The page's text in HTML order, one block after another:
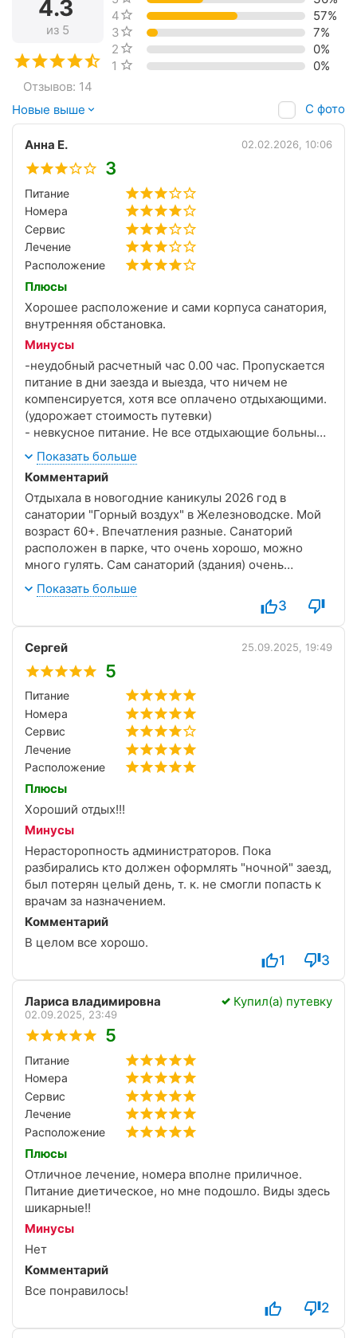
4.3
из 5
Отзывов: 14
4 звезды
57%
3 звезды
7%
2 звезды
0%
1 звезда
0%
Новые выше С фото
Анна Е. 02.02.2026, 10:06
3
Питание
Номера
Сервис
Лечение
Расположение
Плюсы
Хорошее расположение и сами корпуса санатория,
внутренняя обстановка.
Минусы
-неудобный расчетный час 0.00 час. Пропускается
питание в дни заезда и выезда, что ничем не
компенсируется, хотя все оплачено отдыхающими.
(удорожает стоимость путевки)
- невкусное питание. Не все отдыхающие больные ,
которые нуждаются в строгой диете. Кроме этого
были случаи даже давали недоготовленные
(полусырые ) котлеты. В других санаториях есть
разделение по диетам, лечебное питание
назначает доктор, для просто отдыхающих есть
общий стол.
- отношение официанток к отдыхающим можно
назвать прохладное, как будто отдыхающие им
сильно надоели.
- в санатории продают путевки на экскурсии,
однако питание на эти дни не компенсируют, сухой
деньги на продукты?, ведь за них мы заплатили.
входят в стоимость санаторной путевки. Делаем
вывод что их украли работники санатория. Либо
компенсируйте это пропущенное питание, либо НЕ
продавайте экскурсии в санатории.
- отношение мед. персонала на процедурах такое
же, как и у официанток. После такого отдыха
хочется предложить им другое место работы....
Показать больше
Комментарий
Отдыхала в новогодние каникулы 2026 год в
санатории "Горный воздух" в Железноводске. Мой
возраст 60+. Впечатления разные. Санаторий
расположен в парке, что очень хорошо, можно
много гулять. Сам санаторий (здания) очень
понравились, не смотря на сложную логистику
внутри корпусов(1-2 дня нужны на адаптацию,
можно не на все процедуры успеть пока ищешь
нужный кабинет). На ресепшене встретили очень
хорошо. Шикарный зимний сад. По хоз. части
замечаний нет, в номерах есть все необходимое,
комфорт соответствует стоимости номера.
Большой плюс- бесплатный трансфер до санатория.
Второй раз в этот санаторий не поеду и знакомым
не рекомендую, бывала в санаториях с гораздо
лучшими условиями и отношением в этом же
регионе КМВ
Показать больше
3
Сергей 25.09.2025, 19:49
5
Питание
Номера
Сервис
Лечение
Расположение
Плюсы
Хороший отдых!!!
Минусы
Нерасторопность администраторов. Пока
разбирались кто должен оформлять "ночной" заезд,
был потерян целый день, т. к. не смогли попасть к
врачам за назначением.
Комментарий
В целом все хорошо.
1 3
Лариса владимировна Купил(а) путевку
02.09.2025, 23:49
5
Питание
Номера
Сервис
Лечение
Расположение
Плюсы
Отличное лечение, номера вполне приличное.
Питание диетическое, но мне подошло. Виды здесь
шикарные!!
Минусы
Нет
Комментарий
Все понравилось!
2